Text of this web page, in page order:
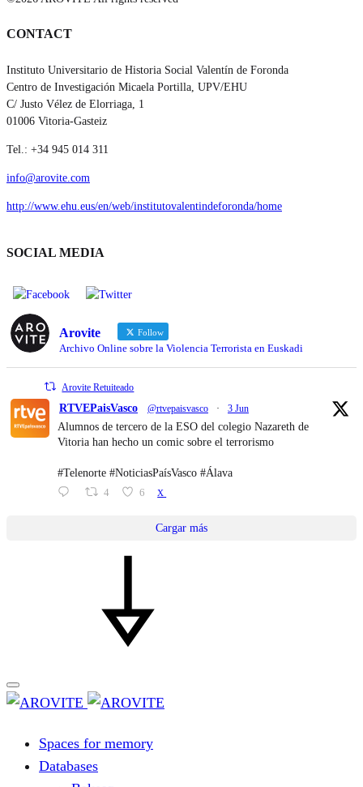
CONTACT
Instituto Universitario de Historia Social Valentín de Foronda
Centro de Investigación Micaela Portilla, UPV/EHU
C/ Justo Vélez de Elorriaga, 1
01006 Vitoria-Gasteiz
Tel.: +34 945 014 311
info@arovite.com
http://www.ehu.eus/en/web/institutovalentindeforonda/home
SOCIAL MEDIA
Arovite Follow
Archivo Online sobre la Violencia Terrorista en Euskadi
Arovite Retuiteado
RTVEPaisVasco @rtvepaisvasco · 3 Jun
Alumnos de tercero de la ESO del colegio Nazareth de
Vitoria han hecho un comic sobre el terrorismo
#Telenorte #NoticiasPaísVasco #Álava
4 6 X
Cargar más
Spaces for memory
Databases